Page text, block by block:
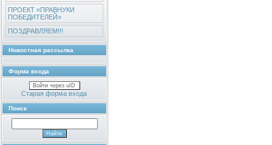
ПРОЕКТ «ПРАВНУКИ
ПОБЕДИТЕЛЕЙ»
ПОЗДРАВЛЯЕМ!!!
Новостная рассылка
Форма входа
Войти через uID
Старая форма входа
Поиск